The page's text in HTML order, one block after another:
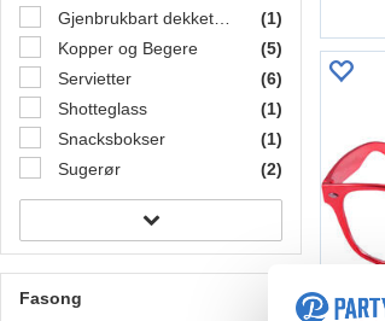
Gjenbrukbart dekketøy i plast
(1)
Kopper og Begere
(5)
Servietter
(6)
Shotteglass
(1)
Snacksbokser
(1)
Sugerør
(2)
Fasong